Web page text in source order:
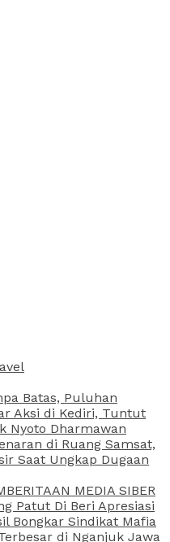
Batas, Puluhan
Aksi di Kediri, Tuntut
Nyoto Dharmawan
di Ruang Samsat,
Saat Ungkap Dugaan
MEDIA SIBER
Patut Di Beri Apresiasi
Bongkar Sindikat Mafia
di Nganjuk Jawa